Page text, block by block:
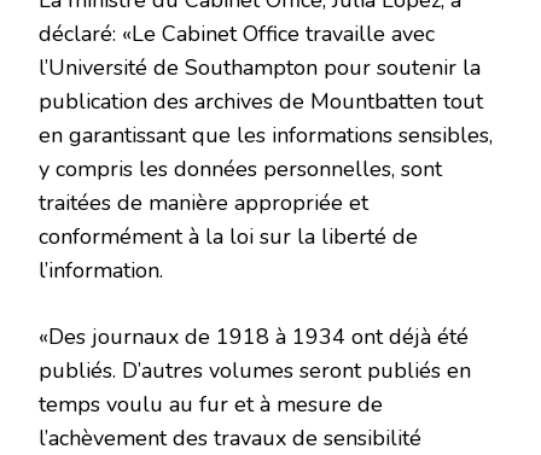
déclaré: «Le Cabinet Office travaille avec
l’Université de Southampton pour soutenir la
publication des archives de Mountbatten tout
en garantissant que les informations sensibles,
y compris les données personnelles, sont
traitées de manière appropriée et
conformément à la loi sur la liberté de
l’information.
«Des journaux de 1918 à 1934 ont déjà été
publiés. D’autres volumes seront publiés en
temps voulu au fur et à mesure de
l’achèvement des travaux de sensibilité